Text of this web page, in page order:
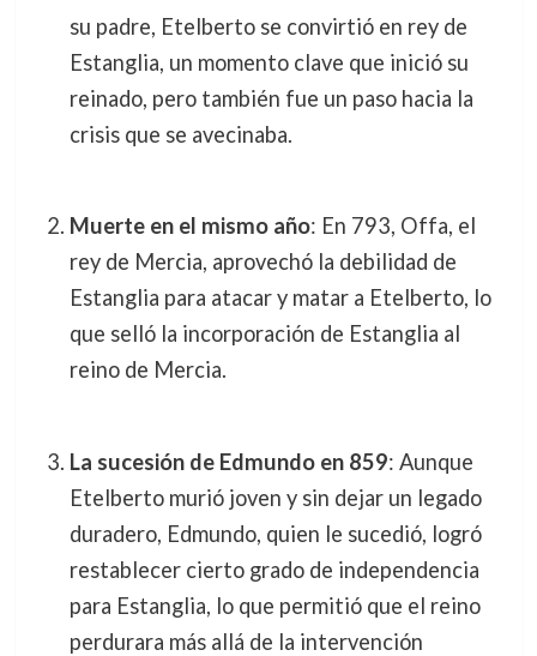
su padre, Etelberto se convirtió en rey de
Estanglia, un momento clave que inició su
reinado, pero también fue un paso hacia la
crisis que se avecinaba.
Muerte en el mismo año: En 793, Offa, el
rey de Mercia, aprovechó la debilidad de
Estanglia para atacar y matar a Etelberto, lo
que selló la incorporación de Estanglia al
reino de Mercia.
La sucesión de Edmundo en 859: Aunque
Etelberto murió joven y sin dejar un legado
duradero, Edmundo, quien le sucedió, logró
restablecer cierto grado de independencia
para Estanglia, lo que permitió que el reino
perdurara más allá de la intervención